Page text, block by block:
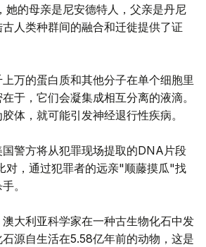
她的母亲是尼安德特人，父亲是丹尼
人类种群间的融合和迁徙提供了证
万的蛋白质和其他分子在单个细胞里
于，它们会凝集成相互分离的液滴。
体，就可能引发神经退行性疾病。
警方将从犯罪现场提取的DNA片段
对，通过犯罪者的远亲"顺藤摸瓜"找
。
大利亚科学家在一种古生物化石中发
源自生活在5.58亿年前的动物，这是